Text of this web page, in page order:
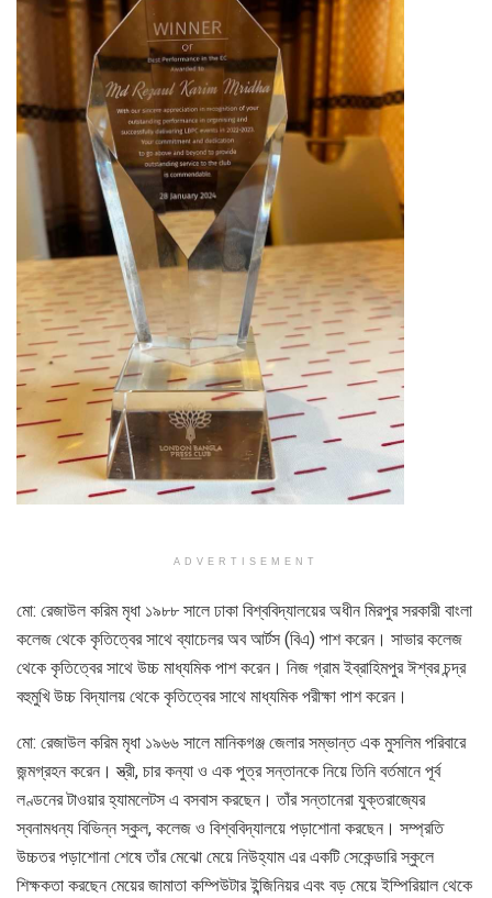
ADVERTISEMENT
মো: রেজাউল করিম মৃধা ১৯৮৮ সালে ঢাকা বিশ্ববিদ্যালয়ের অধীন মিরপুর সরকারী বাংলা
কলেজ থেকে কৃতিত্বের সাথে ব্যাচেলর অব আর্টস (বিএ) পাশ করেন। সাভার কলেজ
থেকে কৃতিত্বের সাথে উচ্চ মাধ্যমিক পাশ করেন। নিজ গ্রাম ইব্রাহিমপুর ঈশ্বর চন্দ্র
বহুমুখি উচ্চ বিদ্যালয় থেকে কৃতিত্বের সাথে মাধ্যমিক পরীক্ষা পাশ করেন।
মো: রেজাউল করিম মৃধা ১৯৬৬ সালে মানিকগঞ্জ জেলার সম্ভান্ত এক মুসলিম পরিবারে
জন্মগ্রহন করেন। স্ত্রী, চার কন্যা ও এক পুত্র সন্তানকে নিয়ে তিনি বর্তমানে পূর্ব
লণ্ডনের টাওয়ার হ্যামলেটস এ বসবাস করছেন। তাঁর সন্তানেরা যুক্তরাজ্যের
স্বনামধন্য বিভিন্ন স্কুল, কলেজ ও বিশ্ববিদ্যালয়ে পড়াশোনা করছেন। সম্প্রতি
উচ্চতর পড়াশোনা শেষে তাঁর মেঝো মেয়ে নিউহ্যাম এর একটি সেকেন্ডারি স্কুলে
শিক্ষকতা করছেন মেয়ের জামাতা কম্পিউটার ইন্জিনিয়র এবং বড় মেয়ে ইম্পিরিয়াল থেকে